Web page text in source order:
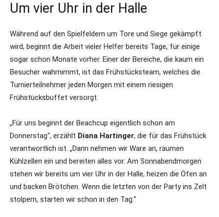
Um vier Uhr in der Halle
Während auf den Spielfeldern um Tore und Siege gekämpft
wird, beginnt die Arbeit vieler Helfer bereits Tage, für einige
sogar schon Monate vorher. Einer der Bereiche, die kaum ein
Besucher wahrnimmt, ist das Frühstücksteam, welches die
Turnierteilnehmer jeden Morgen mit einem riesigen
Frühstücksbuffet versorgt.
„Für uns beginnt der Beachcup eigentlich schon am
Donnerstag“, erzählt Diana Hartinger, die für das Frühstück
verantwortlich ist. „Dann nehmen wir Ware an, räumen
Kühlzellen ein und bereiten alles vor. Am Sonnabendmorgen
stehen wir bereits um vier Uhr in der Halle, heizen die Öfen an
und backen Brötchen. Wenn die letzten von der Party ins Zelt
stolpern, starten wir schon in den Tag.“